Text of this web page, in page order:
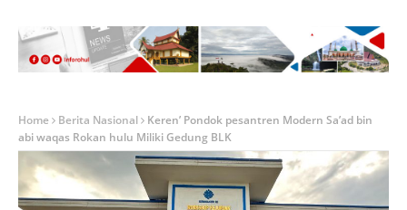
Home Berita Nasional
Keren’ Pondok pesantren Modern Sa’ad bin
abi waqas Rokan hulu Miliki Gedung BLK